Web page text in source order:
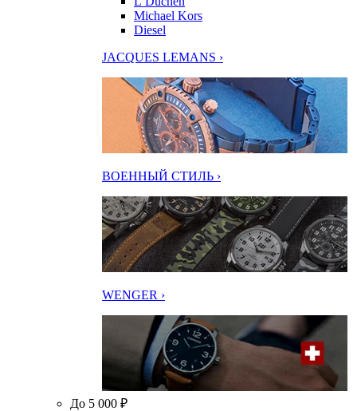
Michael Kors
Diesel
JACQUES LEMANS ›
ВОЕННЫЙ СТИЛЬ ›
WENGER ›
До 5 000 ₽